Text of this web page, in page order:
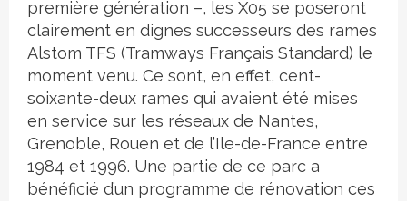
première génération –, les X05 se poseront
clairement en dignes successeurs des rames
Alstom TFS (Tramways Français Standard) le
moment venu. Ce sont, en effet, cent-
soixante-deux rames qui avaient été mises
en service sur les réseaux de Nantes,
Grenoble, Rouen et de l’Ile-de-France entre
1984 et 1996. Une partie de ce parc a
bénéficié d’un programme de rénovation ces